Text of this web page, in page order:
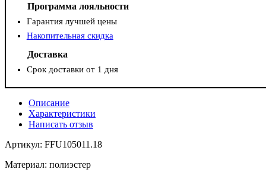
Программа лояльности
Гарантия лучшей цены
Накопительная скидка
Доставка
Срок доставки от 1 дня
Описание
Характеристики
Написать отзыв
Артикул: FFU105011.18
Материал: полиэстер